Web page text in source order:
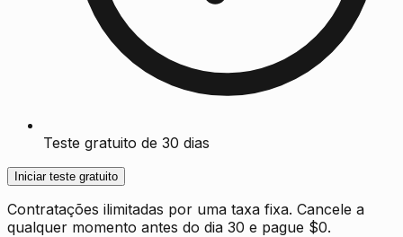
Teste gratuito de 30 dias
Iniciar teste gratuito
Contratações ilimitadas por uma taxa fixa. Cancele a
qualquer momento antes do dia 30 e pague $0.